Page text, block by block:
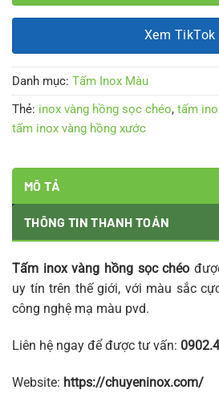
Xem TikTok
Danh mục: Tấm Inox Màu
Thẻ: inox vàng hồng sọc chéo, tấm
tấm inox vàng hồng xước
MÔ TẢ
THÔNG TIN THANH TOÁN
Tấm inox vàng hồng sọc chéo
uy tín trên thế giới, với màu sắc
công nghệ mạ màu pvd.
Liên hệ ngay để được tư vấn:
Website: https://chuyeninox.com/